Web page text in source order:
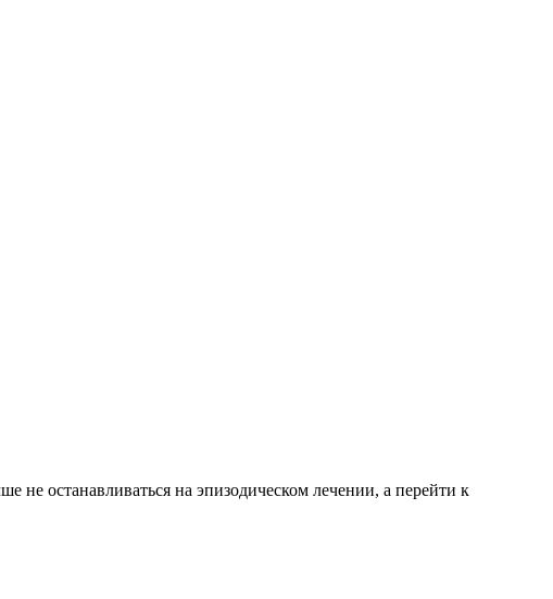
останавливаться на эпизодическом лечении, а перейти к